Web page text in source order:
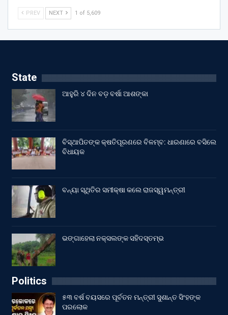
PREV NEXT 1 of 5,609
State
ଆହୁରି ୪ ଦିନ ବଡ଼ ବର୍ଷା ଆଶଙ୍କା
ବିସ୍ଥାପିତଙ୍କ କ୍ଷତିପୂରଣରେ ବିଳମ୍ବ: ଧାରଣାରେ ବସିଲେ
ବିଧାୟକ
ବନ୍ୟା ସ୍ଥିତିର ସମୀକ୍ଷା କଲେ ରାଜସ୍ୱମନ୍ତ୍ରୀ
ଭଙ୍ଗାହେଲା ନକ୍ସଲଙ୍କ ସହିଦସ୍ତମ୍ଭ
Politics
୫୩ ବର୍ଷ ବୟସରେ ପୂର୍ବତନ ମନ୍ତ୍ରୀ ସୁଶାନ୍ତ ସିଂହଙ୍କ
ପରଲୋକ